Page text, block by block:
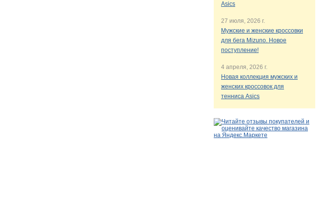
Asics
27 июля, 2026 г.
Мужские и женские кроссовки
для бега Mizuno. Новое
поступление!
4 апреля, 2026 г.
Новая коллекция мужских и
женских кроссовок для
тенниса Asics